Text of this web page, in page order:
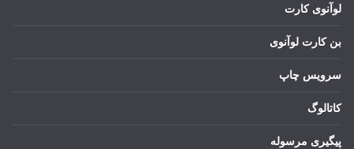
لوآنوی کارت
بن کارت لوآنوی
سرویس چاپ
کاتالوگ
پیگیری مرسوله